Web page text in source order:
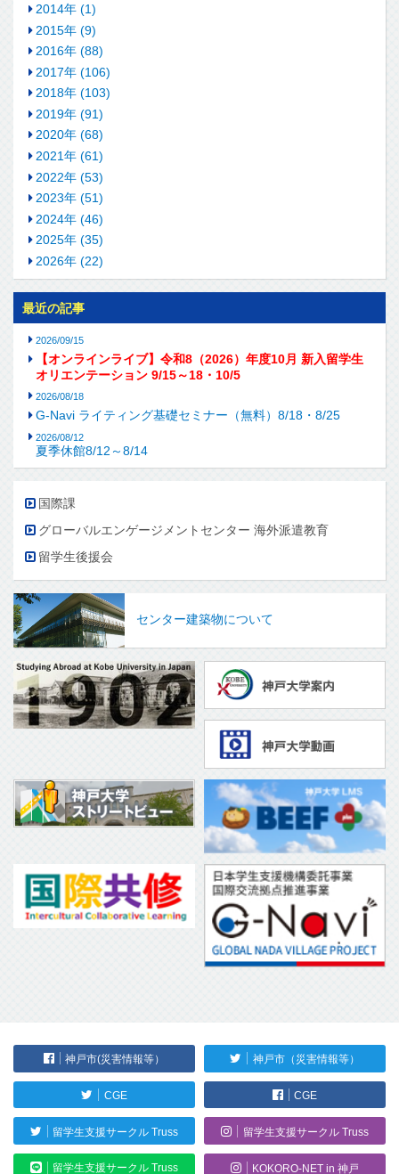
2014年 (1)
2015年 (9)
2016年 (88)
2017年 (106)
2018年 (103)
2019年 (91)
2020年 (68)
2021年 (61)
2022年 (53)
2023年 (51)
2024年 (46)
2025年 (35)
2026年 (22)
最近の記事
2026/09/15
【オンラインライブ】令和8（2026）年度10月 新入留学生
オリエンテーション 9/15～18・10/5
2026/08/18
G-Navi ライティング基礎セミナー（無料）8/18・8/25
2026/08/12
夏季休館8/12～8/14
国際課
グローバルエンゲージメントセンター 海外派遣教育
留学生後援会
センター建築物について
神戸市(災害情報等） 神戸市（災害情報等）
CGE CGE
留学生支援サークル Truss 留学生支援サークル Truss
留学生支援サークル Truss KOKORO-NET in 神戸